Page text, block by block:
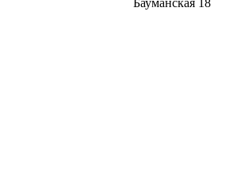
Бауманская 18